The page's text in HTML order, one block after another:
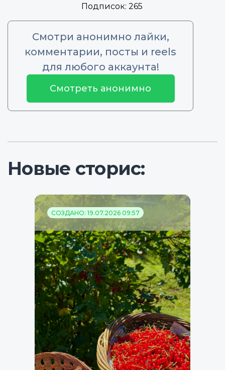
Подписок: 265
Смотри анонимно лайки,
комментарии, посты и reels
для любого аккаунта!
Смотреть анонимно
Новые сторис:
СОЗДАНО: 19.07.2026 09:57